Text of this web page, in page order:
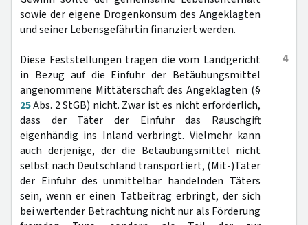
sowie der eigene Drogenkonsum des Angeklagten
und seiner Lebensgefährtin finanziert werden.
4
Diese Feststellungen tragen die vom Landgericht
in Bezug auf die Einfuhr der Betäubungsmittel
angenommene Mittäterschaft des Angeklagten (§
25Abs. 2 StGB) nicht. Zwar ist es nicht erforderlich,
dass der Täter der Einfuhr das Rauschgift
eigenhändig ins Inland verbringt. Vielmehr kann
auch derjenige, der die Betäubungsmittel nicht
selbst nach Deutschland transportiert, (Mit-)Täter
der Einfuhr des unmittelbar handelnden Täters
sein, wenn er einen Tatbeitrag erbringt, der sich
bei wertender Betrachtung nicht nur als Förderung